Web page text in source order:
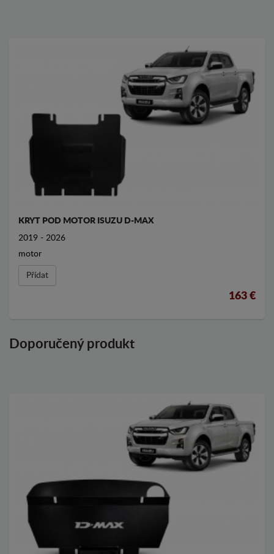
KRYT POD MOTOR ISUZU D-MAX
2019 - 2026
motor
Přídat
163 €
Doporučený produkt